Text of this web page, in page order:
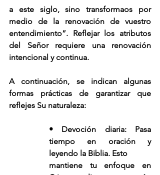
a este siglo, sino transformaos por
medio de la renovación de vuestro
entendimiento”. Reflejar los atributos
del Señor requiere una renovación
intencional y continua.
A continuación, se indican algunas
formas prácticas de garantizar que
reflejes Su naturaleza:
• Devoción diaria: Pasa
tiempo en oración y
leyendo la Biblia. Esto
mantiene tu enfoque en